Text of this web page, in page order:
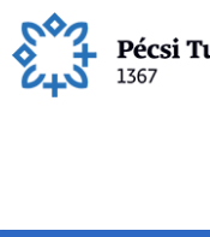
tartalomra